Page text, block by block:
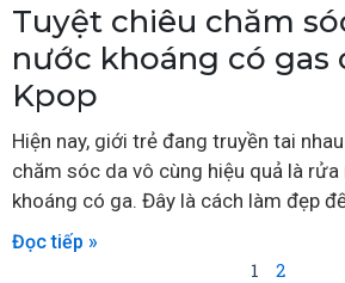
Tuyệt chiêu chăm
nước khoáng có gas
Kpop
Hiện nay, giới trẻ đang truyền tai
chăm sóc da vô cùng hiệu quả là
khoáng có ga. Đây là cách làm đẹp
Đọc tiếp »
1
2